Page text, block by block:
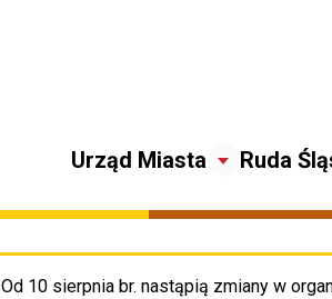
Urząd Miasta Ruda
Od 10 sierpnia br. nastąpią zmiany w